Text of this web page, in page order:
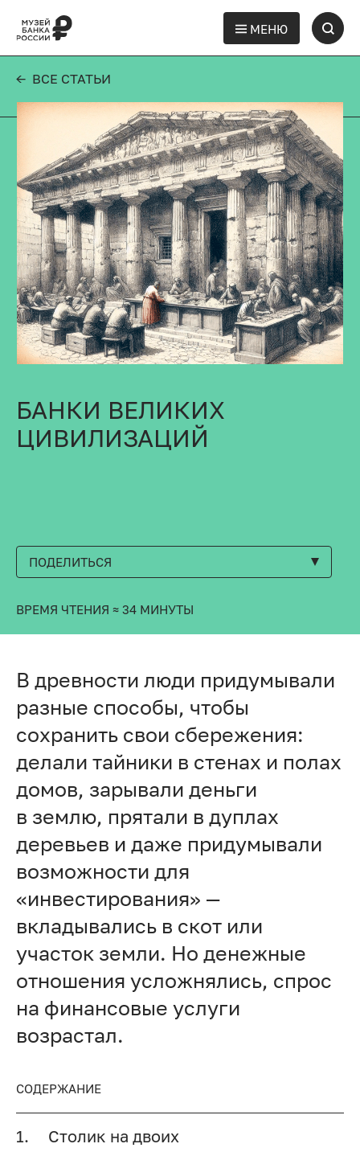
МЕНЮ
← ВСЕ СТАТЬИ
БАНКИ ВЕЛИКИХ
ЦИВИЛИЗАЦИЙ
ПОДЕЛИТЬСЯ
ВРЕМЯ ЧТЕНИЯ ≈ 34 МИНУТЫ
В древности люди придумывали
разные способы, чтобы
сохранить свои сбережения:
делали тайники в стенах и полах
домов, зарывали деньги
в землю, прятали в дуплах
деревьев и даже придумывали
возможности для
«инвестирования» —
вкладывались в скот или
участок земли. Но денежные
отношения усложнялись, спрос
на финансовые услуги
возрастал.
СОДЕРЖАНИЕ
1. Столик на двоих